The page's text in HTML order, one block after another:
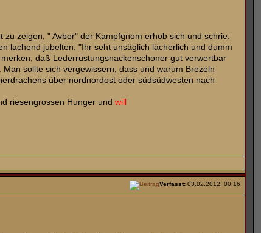
zeigen, " Avber" der Kampfgnom erhob sich und schrie:
lachend jubelten: "Ihr seht unsäglich lächerlich und dumm
daß Lederrüstungsnackenschoner gut verwertbar
sollte sich vergewissern, dass und warum Brezeln
über nordnordost oder südsüdwesten nach
riesengrossen Hunger undwill
Verfasst: 03.02.2012, 00:16